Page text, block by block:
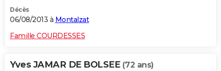
Décès
06/08/2013 à Montalzat
Famille COURDESSES
Yves JAMAR DE BOLSEE (72 ans)